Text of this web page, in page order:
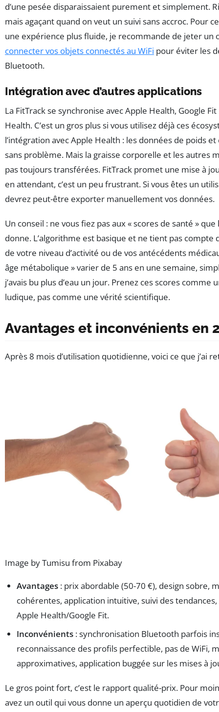
d’une pesée disparaissaient purement et simplement.
mais agaçant quand on veut un suivi sans accroc. Pour
une expérience plus fluide, je recommande de jeter
connecter vos objets connectés au WiFi pour éviter les
Bluetooth.
Intégration avec d’autres applications
La FitTrack se synchronise avec Apple Health, Google
Health. C’est un gros plus si vous utilisez déjà ces
l’intégration avec Apple Health : les données de poids et
sans problème. Mais la graisse corporelle et les autres
pas toujours transférées. FitTrack promet une mise à
en attendant, c’est un peu frustrant. Si vous êtes un
devrez peut-être exporter manuellement vos données.
Un conseil : ne vous fiez pas aux « scores de santé » que
donne. L’algorithme est basique et ne tient pas compte
de votre niveau d’activité ou de vos antécédents
âge métabolique » varier de 5 ans en une semaine,
j’avais bu plus d’eau un jour. Prenez ces scores comme
ludique, pas comme une vérité scientifique.
Avantages et inconvénients en
Après 8 mois d’utilisation quotidienne, voici ce que j’ai
Image by Tumisu from Pixabay
Avantages : prix abordable (50-70 €), design sobre,
cohérentes, application intuitive, suivi des
Apple Health/Google Fit.
Inconvénients : synchronisation Bluetooth parfois
reconnaissance des profils perfectible, pas de WiFi,
approximatives, application buggée sur les mises à
Le gros point fort, c’est le rapport qualité-prix. Pour
avez un outil qui vous donne un aperçu quotidien de